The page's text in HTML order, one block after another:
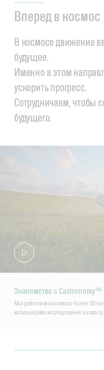
Вперед в космос
В космосе движение
будущее.
Именно в этом
ускорить прогресс.
Сотрудничаем, чтобы
будущего.
Знакомство с Castronomy™
Мы работаем в космосе более 60
визионерами исследования